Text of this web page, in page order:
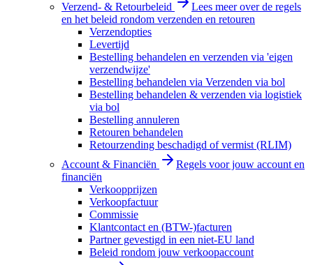
Verzend- & Retourbeleid
Lees meer over de regels
en het beleid rondom verzenden en retouren
Verzendopties
Levertijd
Bestelling behandelen en verzenden via 'eigen
verzendwijze'
Bestelling behandelen via Verzenden via bol
Bestelling behandelen & verzenden via logistiek
via bol
Bestelling annuleren
Retouren behandelen
Retourzending beschadigd of vermist (RLIM)
Account & Financiën
Regels voor jouw account en
financiën
Verkoopprijzen
Verkoopfactuur
Commissie
Klantcontact en (BTW-)facturen
Partner gevestigd in een niet-EU land
Beleid rondom jouw verkoopaccount